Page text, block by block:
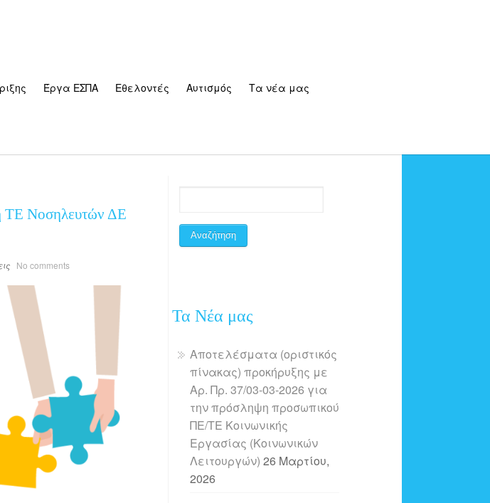
Έργα ΕΣΠΑ Εθελοντές Αυτισμός Τα νέα μας
ΤΕ Νοσηλευτών ΔΕ
No comments
Τα Νέα μας
Αποτελέσματα (οριστικός
πίνακας) προκήρυξης με
Αρ. Πρ. 37/03-03-2026 για
την πρόσληψη προσωπικού
ΠΕ/ΤΕ Κοινωνικής
Εργασίας (Κοινωνικών
Λειτουργών) 26 Μαρτίου,
2026